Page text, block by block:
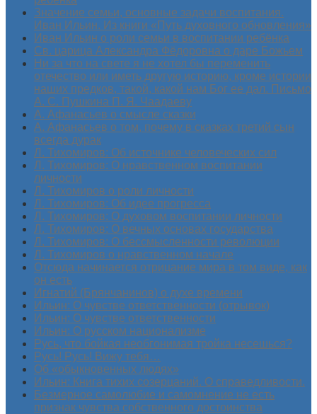
Значение семьи, основные задачи воспитания.
Иван Ильин. Из книги «Путь духовного обновления»
Иван Ильин о роли семьи в воспитании ребёнка
Св. царица Александра Фёдоровна о даре Божьем
Ни за что на свете я не хотел бы переменить
отечество или иметь другую историю, кроме истории
наших предков, такой, какой нам Бог ее дал. Письмо
А. С. Пушкина П. Я. Чаадаеву
А. Афанасьев о смысле сказки
А. Афанасьев о том, почему в сказках третий сын
всегда дурак
Л. Тихомиров: Об источнике человеческих сил
Л. Тихомиров: О нравственном воспитании
личности
Л. Тихомиров о роли личности
Л. Тихомиров: Об идее прогресса
Л. Тихомиров: О духовом воспитании личности
Л. Тихомиров: О вечных основах государства
Л. Тихомиров: О бессмысленности революции
Л. Тихомиров о нравственном начале
Отсюда начинается отрицание мира в том виде, как
он есть
Игнатий (Брянчанинов) о духе времени
Ильин: О чувстве ответственности (отрывок)
Ильин: О чувстве ответственности
Ильин: О русском национализме
Русь, что бойкая необгонимая тройка несешься?
Русь! Русь! Вижу тебя…
Об «обыкновенных людях»
Ильин: Книга тихих созерцаний. О справедливости.
Безмерное самолюбие и самомнение не есть
признак чувства собственного достоинства